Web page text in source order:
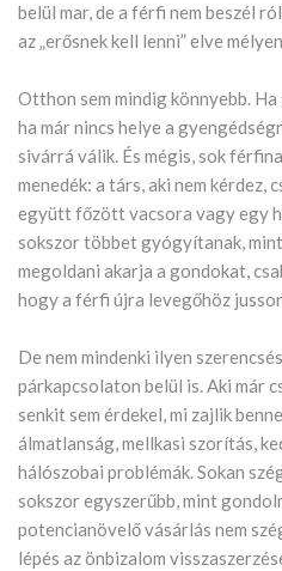
belül mar, de a férfi nem beszél
az „erősnek kell lenni” elve
Otthon sem mindig könnyebb.
ha már nincs helye a
sivárrá válik. És mégis, sok
menedék: a társ, aki nem kérdez,
együtt főzött vacsora vagy egy
sokszor többet gyógyítanak, mint
megoldani akarja a gondokat,
hogy a férfi újra levegőhöz
De nem mindenki ilyen
párkapcsolaton belül is. Aki már
senkit sem érdekel, mi zajlik
álmatlanság, mellkasi szorítás,
hálószobai problémák. Sokan
sokszor egyszerűbb, mint
potencianövelő vásárlás nem
lépés az önbizalom